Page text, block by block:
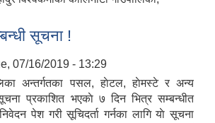
सूचना !
07/16/2019 - 13:29
अन्तर्गतका पसल, हाेटल, हाेमस्टे र अन्य
प्रकाशित भएकाे ७ दिन भित्र सम्बन्धीत
पेश गरी सूचिदर्ता गर्नका लागि याे सूचना